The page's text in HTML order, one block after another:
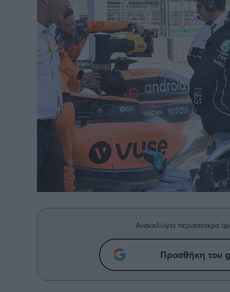
Ανακαλύψτε περισσότερα
Προσθήκη του